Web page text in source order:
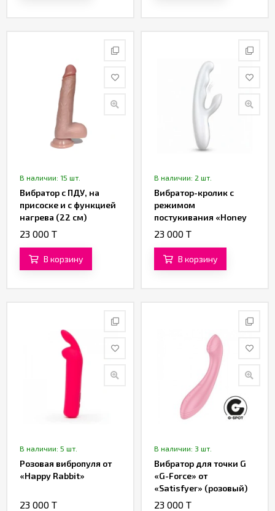
В наличии: 15 шт.
Вибратор с ПДУ, на
присоске и с функцией
нагрева (22 см)
23 000 T
В корзину
В наличии: 2 шт.
Вибратор-кролик с
режимом
постукивания «Honey
Hop» (белый)
23 000 T
В корзину
В наличии: 5 шт.
Розовая вибропуля от
«Happy Rabbit»
23 000 T
В наличии: 3 шт.
Вибратор для точки G
«G-Force» от
«Satisfyer» (розовый)
23 000 T